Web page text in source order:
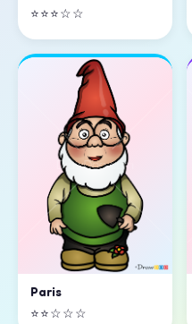
⭐⭐⭐☆☆
Paris
⭐⭐☆☆☆